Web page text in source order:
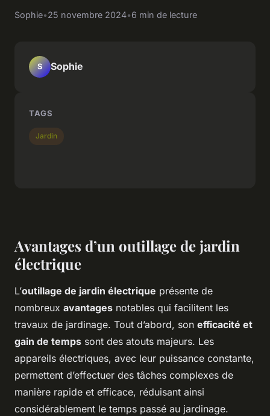
Sophie•25 novembre 2024•6 min de lecture
Avantages d’un outillage de jardin
électrique
L’outillage de jardin électrique présente de
nombreux avantages notables qui facilitent les
travaux de jardinage. Tout d’abord, son efficacité et
gain de temps sont des atouts majeurs. Les
appareils électriques, avec leur puissance constante,
permettent d’effectuer des tâches complexes de
manière rapide et efficace, réduisant ainsi
considérablement le temps passé au jardinage.
S Sophie
TAGS
Jardin